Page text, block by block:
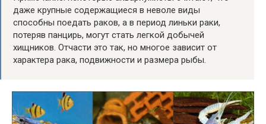
даже крупные содержащиеся в неволе виды
способны поедать раков, а в период линьки раки,
потеряв панцирь, могут стать легкой добычей
хищников. Отчасти это так, но многое зависит от
характера рака, подвижности и размера рыбы.